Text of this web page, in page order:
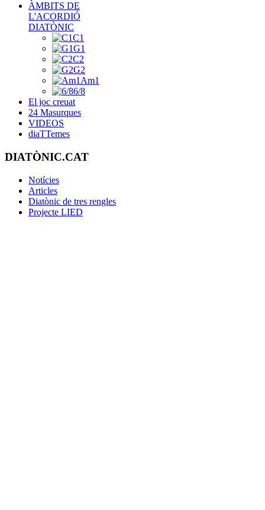
ÀMBITS DE
L'ACORDIÓ
DIATÒNIC
C1
G1
C2
G2
Am1
6/8
El joc creuat
24 Masurques
VIDEOS
diaTTemes
DIATÒNIC.CAT
Notícies
Articles
Diatònic de tres rengles
Projecte LIED